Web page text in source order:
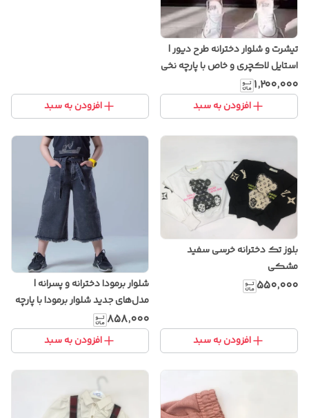
تیشرت و شلوار دخترانه طرح دیور |
استایل لاکچری و خاص با پارچه نخی
باکیفیت
۱٬۲۰۰٬۰۰۰
افزودن به سبد افزودن به سبد
بلوز تک دخترانه خرسی سفید
مشکی
۵۵۰٬۰۰۰
افزودن به سبد
شلوار برمودا دخترانه و پسرانه |
مدل‌های جدید شلوار برمودا با پارچه
خنک و راحت
۸۵۸٬۰۰۰
افزودن به سبد